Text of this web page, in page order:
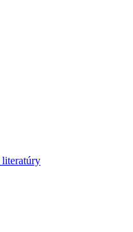
literatúry